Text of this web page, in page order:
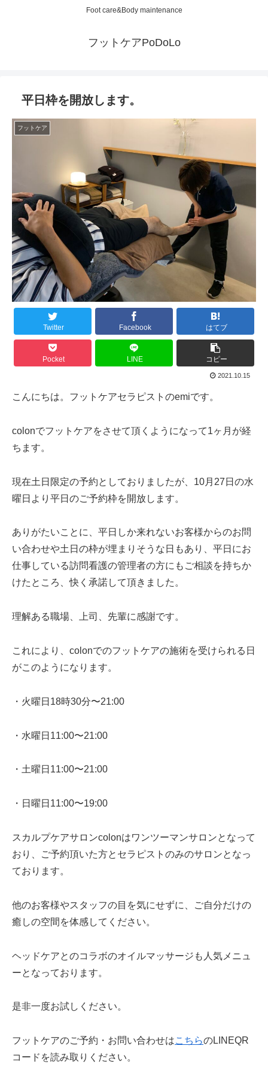
Foot care&Body maintenance
フットケアPoDoLo
平日枠を開放します。
フットケア
Twitter Facebook はてブ
Pocket LINE コピー
2021.10.15
こんにちは。フットケアセラピストのemiです。
colonでフットケアをさせて頂くようになって1ヶ月が経
ちます。
現在土日限定の予約としておりましたが、10月27日の水
曜日より平日のご予約枠を開放します。
ありがたいことに、平日しか来れないお客様からのお問
い合わせや土日の枠が埋まりそうな日もあり、平日にお
仕事している訪問看護の管理者の方にもご相談を持ちか
けたところ、快く承諾して頂きました。
理解ある職場、上司、先輩に感謝です。
これにより、colonでのフットケアの施術を受けられる日
がこのようになります。
・火曜日18時30分〜21:00
・水曜日11:00〜21:00
・土曜日11:00〜21:00
・日曜日11:00〜19:00
スカルプケアサロンcolonはワンツーマンサロンとなって
おり、ご予約頂いた方とセラピストのみのサロンとなっ
ております。
他のお客様やスタッフの目を気にせずに、ご自分だけの
癒しの空間を体感してください。
ヘッドケアとのコラボのオイルマッサージも人気メニュ
ーとなっております。
是非一度お試しください。
フットケアのご予約・お問い合わせはこちらのLINEQR
コードを読み取りください。